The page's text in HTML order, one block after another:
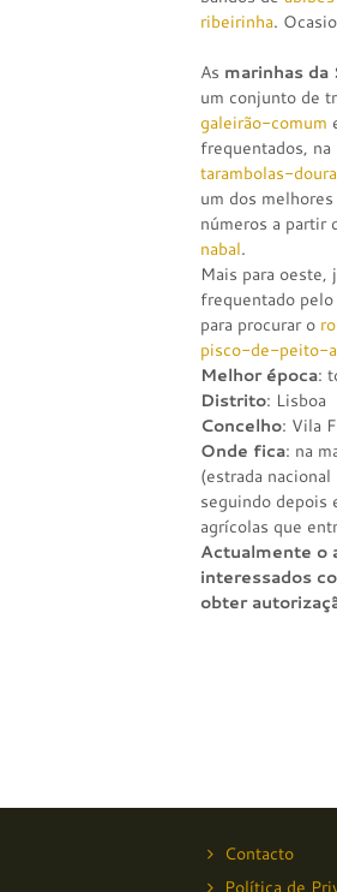
ribeirinha.
As marinhas da
um conjunto de
galeirão-comum
frequentados,
tarambolas-
um dos
números a partir
nabal.
Mais para oeste,
frequentado pelo
para procurar o
pisco-de-peito-
Melhor época:
Distrito: Lisboa
Concelho: Vila
Onde fica: na
(estrada
seguindo depois
agrícolas que
Actualmente o
interessados
obter
Contacto